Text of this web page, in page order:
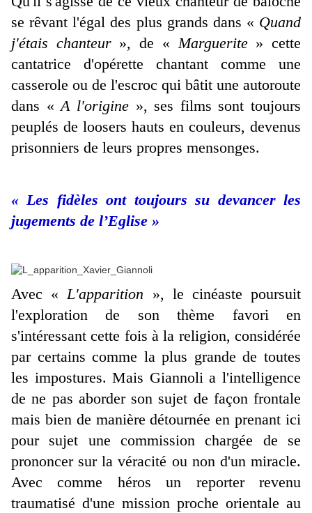
se rêvant l'égal des plus grands dans « Quand
j'étais chanteur», de « Marguerite» cette
cantatrice d'opérette chantant comme une
casserole ou de l'escroc qui bâtit une autoroute
dans «A l'origine», ses films sont toujours
peuplés de loosers hauts en couleurs, devenus
prisonniers de leurs propres mensonges.
« Les fidèles ont toujours su devancer les
jugements de l’Eglise »
Avec «L'apparition », le cinéaste poursuit
l'exploration de son thème favori en
s'intéressant cette fois à la religion, considérée
par certains comme la plus grande de toutes
les impostures. Mais Giannoli a l'intelligence
de ne pas aborder son sujet de façon frontale
mais bien de manière détournée en prenant ici
pour sujet une commission chargée de se
prononcer sur la véracité ou non d'un miracle.
Avec comme héros un reporter revenu
traumatisé d'une mission proche orientale au